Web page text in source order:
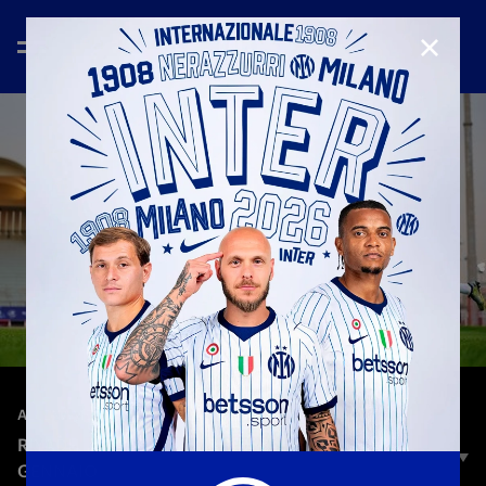
ALLENAMENTI—20 gen 2024
RIYADH | L'ALLENAMENTO DI SABATO 20
GENNAIO